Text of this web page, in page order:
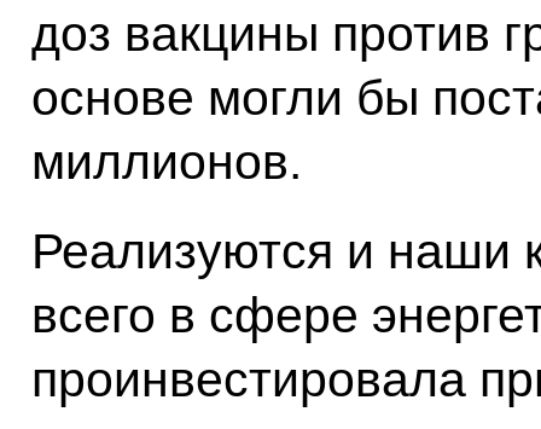
доз вакцины против
основе могли бы
миллионов.
Реализуются и наши
всего в сфере
проинвестировала